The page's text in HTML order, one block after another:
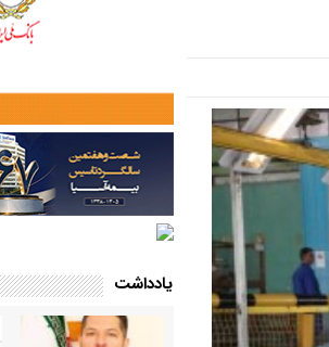
یادداشت